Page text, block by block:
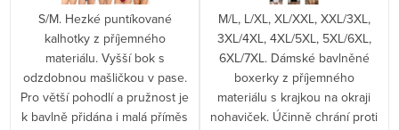
S/M. Hezké puntíkované
kalhotky z příjemného
materiálu. Vyšší bok s
odzdobnou mašličkou v pase.
Pro větší pohodlí a pružnost je
k bavlně přidána i malá příměs
M/L, L/XL, XL/XXL, XXL/3XL,
3XL/4XL, 4XL/5XL, 5XL/6XL,
6XL/7XL. Dámské bavlněné
boxerky z příjemného
materiálu s krajkou na okraji
nohaviček. Účinně chrání proti